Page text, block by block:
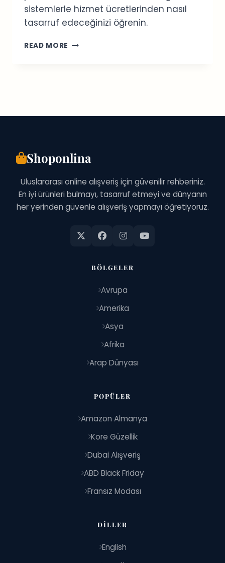
sistemlerle hizmet ücretlerinden nasıl
tasarruf edeceğinizi öğrenin.
READ MORE ABD
(2026)
Shoponlina
Uluslararası online alışveriş için güvenilir rehberiniz.
En iyi ürünleri bulmayı, tasarruf etmeyi ve dünyanın
her yerinden güvenle alışveriş yapmayı öğretiyoruz.
BÖLGELER
Avrupa
Amerika
Asya
Afrika
Arap Dünyası
POPÜLER
Amazon Almanya
Kore Güzellik
Dubai Alışveriş
ABD Black Friday
Fransız Modası
DILLER
English